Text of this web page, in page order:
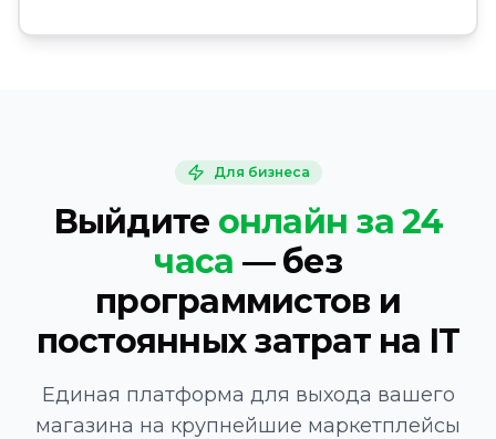
Для бизнеса
Выйдите онлайн за 24
часа — без
программистов и
постоянных затрат на IT
Единая платформа для выхода вашего
магазина на крупнейшие маркетплейсы